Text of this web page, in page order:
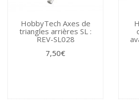
HobbyTech Axes de
triangles arrières SL :
REV-SL028
7,50€